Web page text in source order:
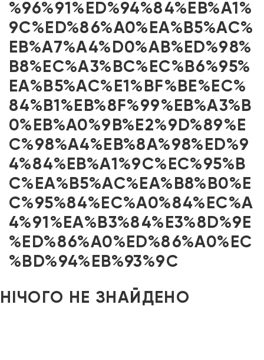
%96%91%ED%94%84%EB%A1%
9C%ED%86%A0%EA%B5%AC%
EB%A7%A4%D0%AB%ED%98%
B8%EC%A3%BC%EC%B6%95%
EA%B5%AC%E1%BF%BE%EC%
84%B1%EB%8F%99%EB%A3%B
0%EB%A0%9B%E2%9D%89%E
C%98%A4%EB%8A%98%ED%9
4%84%EB%A1%9C%EC%95%B
C%EA%B5%AC%EA%B8%B0%E
C%95%84%EC%A0%84%EC%A
4%91%EA%B3%84%E3%8D%9E
%ED%86%A0%ED%86%A0%EC
%BD%94%EB%93%9C
НІЧОГО НЕ ЗНАЙДЕНО